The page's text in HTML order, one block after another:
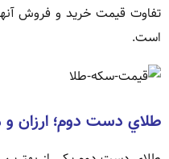
تفاوت قيمت خريد و فروش
است.
طلاي دست دوم؛ ارزان و